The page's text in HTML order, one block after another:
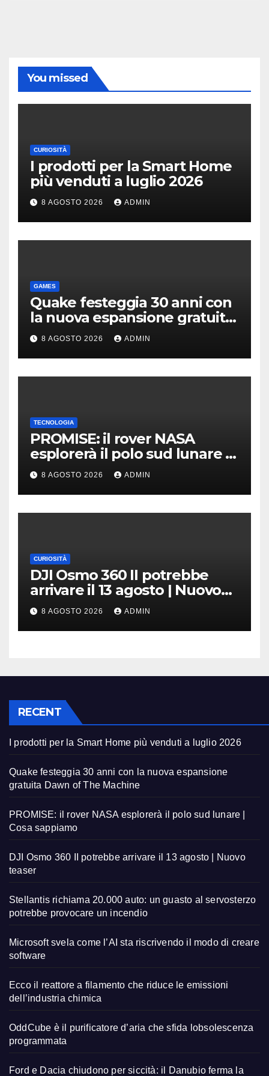
You missed
CURIOSITÀ
I prodotti per la Smart Home
più venduti a luglio 2026
8 AGOSTO 2026 ADMIN
GAMES
Quake festeggia 30 anni con
la nuova espansione gratuita
Dawn of The Machine
8 AGOSTO 2026 ADMIN
TECNOLOGIA
PROMISE: il rover NASA
esplorerà il polo sud lunare |
Cosa sappiamo
8 AGOSTO 2026 ADMIN
CURIOSITÀ
DJI Osmo 360 II potrebbe
arrivare il 13 agosto | Nuovo
teaser
8 AGOSTO 2026 ADMIN
RECENT
I prodotti per la Smart Home più venduti a luglio 2026
Quake festeggia 30 anni con la nuova espansione
gratuita Dawn of The Machine
PROMISE: il rover NASA esplorerà il polo sud lunare |
Cosa sappiamo
DJI Osmo 360 II potrebbe arrivare il 13 agosto | Nuovo
teaser
Stellantis richiama 20.000 auto: un guasto al servosterzo
potrebbe provocare un incendio
Microsoft svela come l’AI sta riscrivendo il modo di creare
software
Ecco il reattore a filamento che riduce le emissioni
dell’industria chimica
OddCube è il purificatore d’aria che sfida lobsolescenza
programmata
Ford e Dacia chiudono per siccità: il Danubio ferma la